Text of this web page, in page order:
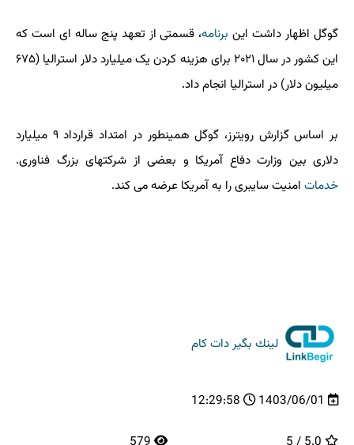
گوگل اظهار داشت این برنامه، قسمتی از تعهد پنج ساله ای است که
این کشور در سال ۲۰۲۱ برای هزینه کردن یک میلیارد دلار استرالیا (۶۷۵
میلیون دلار) در استرالیا انجام داد.
بر اساس گزارش رویترز، گوگل همینطور در امتداد قرارداد ۹ میلیارد
دلاری بین وزارت دفاع آمریکا و بعضی از شرکتهای بزرگ فناوری.
خدمات امنیت سایبری را به آمریکا عرضه می کند.
لینك بگیر دات كام
1403/06/01
12:29:58